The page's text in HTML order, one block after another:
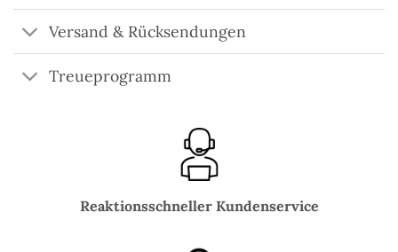
Versand & Rücksendungen
Treueprogramm
Reaktionsschneller Kundenservice